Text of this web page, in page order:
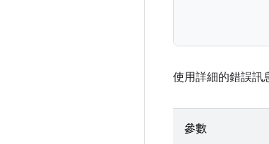
使用詳細的錯誤訊
參數